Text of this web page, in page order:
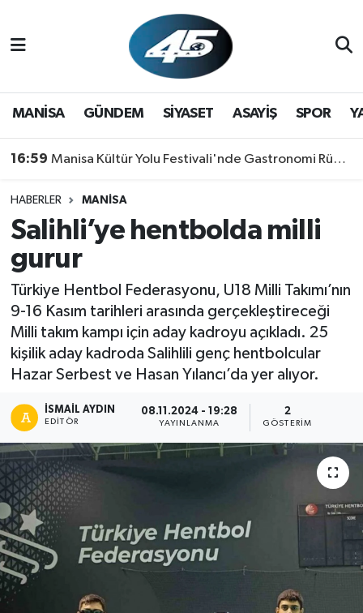
MANİSA GÜNDEM SİYASET ASAYİŞ SPOR
16:59 Manisa Kültür Yolu Festivali'nde Gastronomi Rüzgarı: Lezzetin Yıldızı "Manisa Kebabı" Oldu!
HABERLER MANİSA
Salihli’ye hentbolda milli
gurur
Türkiye Hentbol Federasyonu, U18 Milli Takımı’nın
9-16 Kasım tarihleri arasında gerçekleştireceği
Milli takım kampı için aday kadroyu açıkladı. 25
kişilik aday kadroda Salihlili genç hentbolcular
Hazar Serbest ve Hasan Yılancı’da yer alıyor.
İSMAIL AYDIN
EDITÖR
08.11.2024 - 19:28
YAYINLANMA
2
GÖSTERIM
GÜNDEM
SPOR
YAŞAM
RESMİ REKLAM
Hava Durumu
Trafik Durumu
Son Dakika Haberleri
Haber Arşivi